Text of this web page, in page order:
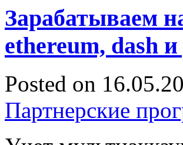
Зарабатываем
ethereum, dash
Posted on
Партнерские